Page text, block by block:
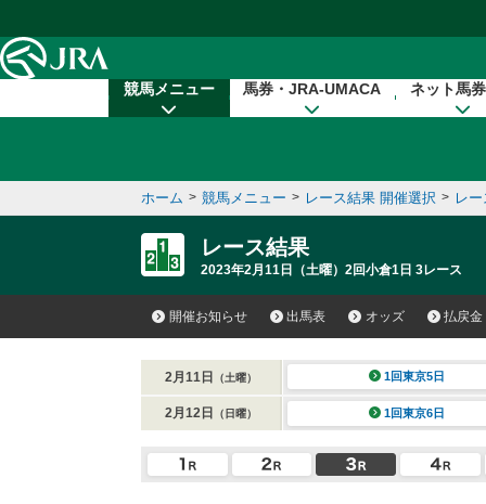
競馬メニュー 馬券・JRA-UMACA ネット馬
ホーム > 競馬メニュー > レース結果 開催選択 > レ
レース結果
2023年2月11日（土曜）2回小倉1日 3レース
開催お知らせ 出馬表 オッズ 払戻金
2月11日 （土曜） 1回東京5日
2月12日 （日曜） 1回東京6日